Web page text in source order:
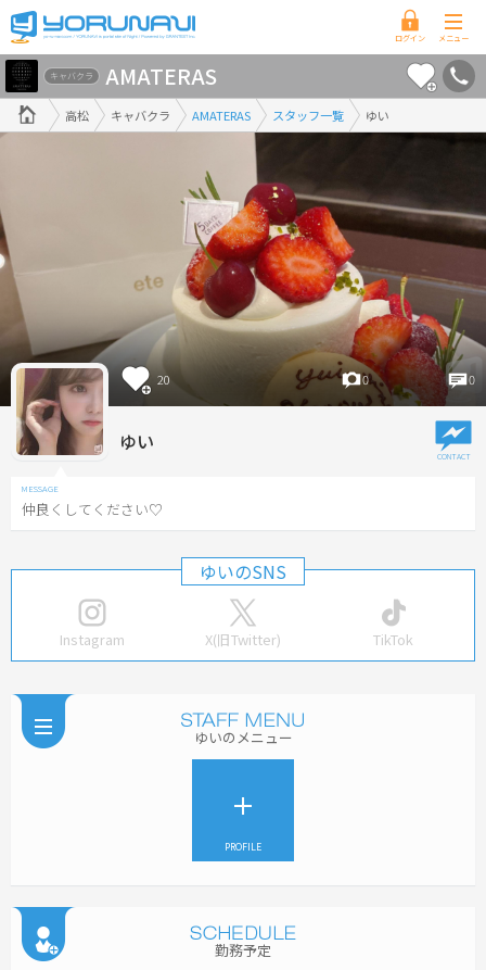
香
川
県
版
高松 キャバクラ AMATERAS スタッフ一覧 ゆい
キャバクラ AMATERAS
20 0 0
ゆい
仲良くしてください♡
ゆいのSNS
Instagram X(旧Twitter) TikTok
ゆいのメニュー
PROFILE
勤務予定